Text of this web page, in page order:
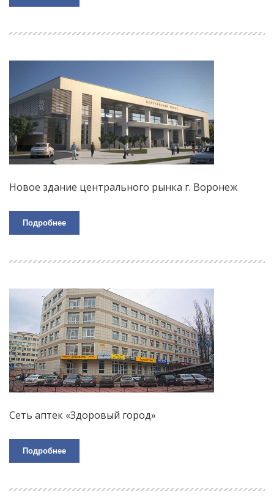
Новое здание центрального рынка г. Воронеж
Подробнее
Сеть аптек «Здоровый город»
Подробнее